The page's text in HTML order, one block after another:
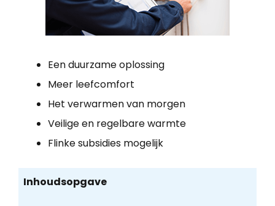
Een duurzame oplossing
Meer leefcomfort
Het verwarmen van morgen
Veilige en regelbare warmte
Flinke subsidies mogelijk
Inhoudsopgave